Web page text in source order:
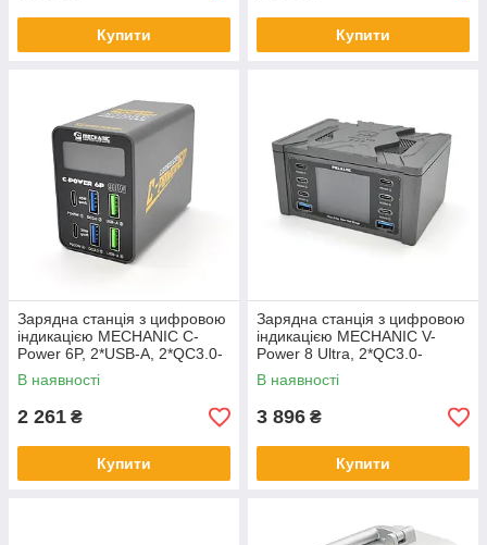
Купити Купити
Зарядна станція з цифровою
індикацією MECHANIC C-
Power 6P, 2*USB-A, 2*QC3.0-
5В3А,9В2A,12В1.5А, 2*PD3.1-
(5В/9В/12В/15В)3А,20В2,2,22
В наявності
2 261 ₴
Купити
Зарядна станція з цифровою
індикацією MECHANIC V-
Power 8 Ultra, 2*QC3.0-
5В3А,9В2A, 6*PD3.1-
(5В/9В/12В/15В)3А,20В2,25A,
В наявності
3 896 ₴
Купити